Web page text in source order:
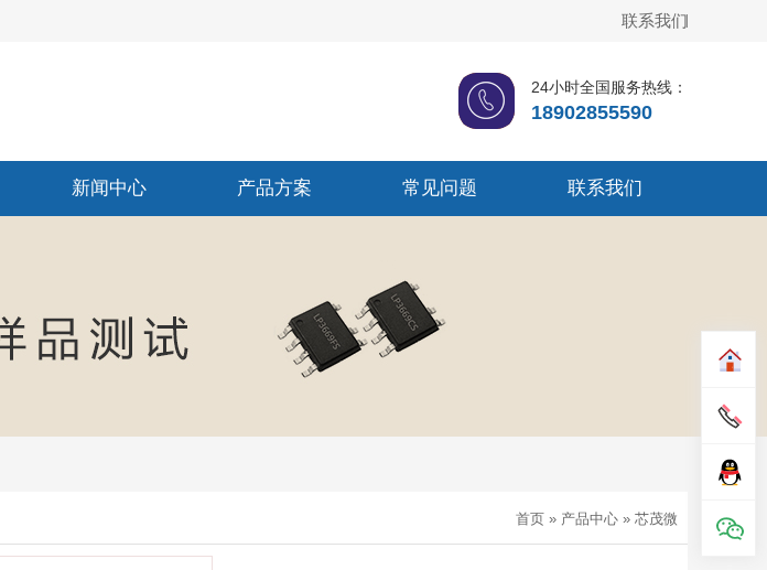
联系我们
24小时全国服务热线：
18902855590
新闻中心 产品方案 常见问题 联系我们
首页» 产品中心» 芯茂微